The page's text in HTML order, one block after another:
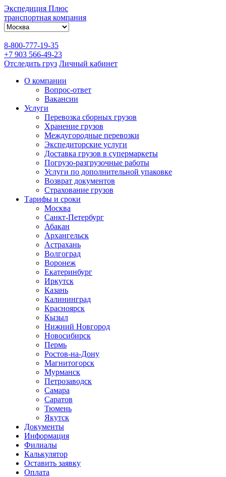
Экспедиция Плюс
транспортная компания
8-800-777-19-35
+7 903 566-49-23
Отследить груз Личный кабинет
О компании
Вопрос-ответ
Вакансии
Услуги
Перевозка сборных грузов
Хранение грузов
Междугородные перевозки
Экспедиторские услуги
Доставка грузов в супермаркеты
Погрузо-разгрузочные работы
Услуги по дополнительной упаковке
Возврат документов
Страхование грузов
Тарифы и сроки
Москва
Санкт-Петербург
Абакан
Архангельск
Астрахань
Волгоград
Воронеж
Екатеринбург
Иркутск
Казань
Калининград
Красноярск
Кызыл
Нижний Новгород
Новосибирск
Пермь
Ростов-на-Дону
Магнитогорск
Мурманск
Петрозаводск
Самара
Саратов
Тюмень
Якутск
Документы
Информация
Филиалы
Калькулятор
Оставить заявку
Оплата